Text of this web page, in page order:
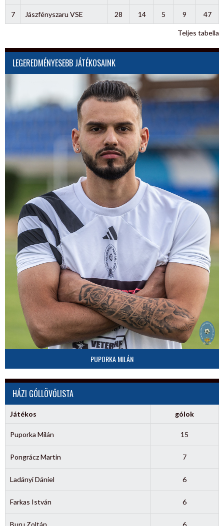
7 Jászfényszaru VSE 28 14 5 9 47
Teljes tabella
LEGEREDMÉNYESEBB JÁTÉKOSAINK
PUPORKA MILÁN
HÁZI GÓLLÖVŐLISTA
Játékos gólok
Puporka Milán 15
Pongrácz Martin 7
Ladányi Dániel 6
Farkas István 6
Buru Zoltán 6